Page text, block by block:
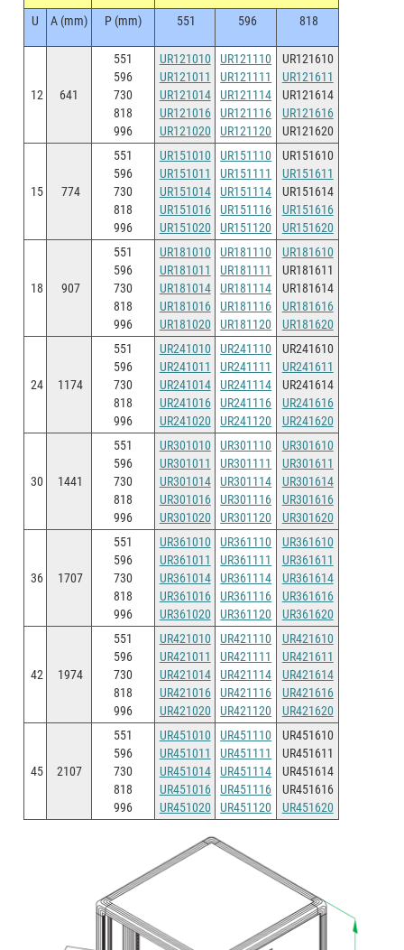
U A (mm) P (mm) 551 596 818
12 641
551
596
730
818
996
UR121010
UR121011
UR121014
UR121016
UR121020
UR121110
UR121111
UR121114
UR121116
UR121120
UR121610
UR121611
UR121614
UR121616
UR121620
15 774
551
596
730
818
996
UR151010
UR151011
UR151014
UR151016
UR151020
UR151110
UR151111
UR151114
UR151116
UR151120
UR151610
UR151611
UR151614
UR151616
UR151620
18 907
551
596
730
818
996
UR181010
UR181011
UR181014
UR181016
UR181020
UR181110
UR181111
UR181114
UR181116
UR181120
UR181610
UR181611
UR181614
UR181616
UR181620
24 1174
551
596
730
818
996
UR241010
UR241011
UR241014
UR241016
UR241020
UR241110
UR241111
UR241114
UR241116
UR241120
UR241610
UR241611
UR241614
UR241616
UR241620
30 1441
551
596
730
818
996
UR301010
UR301011
UR301014
UR301016
UR301020
UR301110
UR301111
UR301114
UR301116
UR301120
UR301610
UR301611
UR301614
UR301616
UR301620
36 1707
551
596
730
818
996
UR361010
UR361011
UR361014
UR361016
UR361020
UR361110
UR361111
UR361114
UR361116
UR361120
UR361610
UR361611
UR361614
UR361616
UR361620
42 1974
551
596
730
818
996
UR421010
UR421011
UR421014
UR421016
UR421020
UR421110
UR421111
UR421114
UR421116
UR421120
UR421610
UR421611
UR421614
UR421616
UR421620
45 2107
551
596
730
818
996
UR451010
UR451011
UR451014
UR451016
UR451020
UR451110
UR451111
UR451114
UR451116
UR451120
UR451610
UR451611
UR451614
UR451616
UR451620